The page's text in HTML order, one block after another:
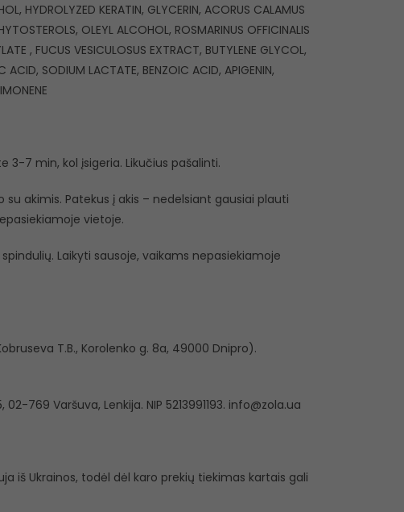
HYDROLYZED KERATIN, GLYCERIN, ACORUS CALAMUS
OLEYL ALCOHOL, ROSMARINUS OFFICINALIS
, FUCUS VESICULOSUS EXTRACT, BUTYLENE GLYCOL,
SODIUM LACTATE, BENZOIC ACID, APIGENIN,
3-7 min, kol įsigeria. Likučius pašalinti.
akimis. Patekus į akis – nedelsiant gausiai plauti
vietoje.
Laikyti sausoje, vaikams nepasiekiamoje
T.B., Korolenko g. 8a, 49000 Dnipro).
02-769 Varšuva, Lenkija. NIP 5213991193. info@zola.ua
iš Ukrainos, todėl dėl karo prekių tiekimas kartais gali